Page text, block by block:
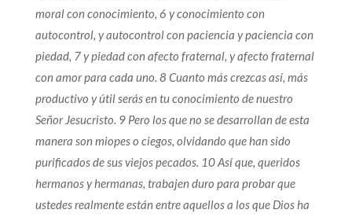
moral con conocimiento, 6 y conocimiento con
autocontrol, y autocontrol con paciencia y paciencia con
piedad, 7 y piedad con afecto fraternal, y afecto fraternal
con amor para cada uno. 8 Cuanto más crezcas así, más
productivo y útil serás en tu conocimiento de nuestro
Señor Jesucristo. 9 Pero los que no se desarrollan de esta
manera son miopes o ciegos, olvidando que han sido
purificados de sus viejos pecados. 10 Así que, queridos
hermanos y hermanas, trabajen duro para probar que
ustedes realmente están entre aquellos a los que Dios ha